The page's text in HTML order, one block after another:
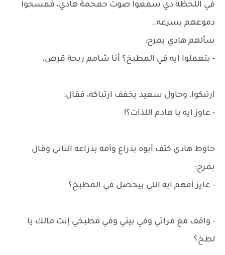
في اللحظة دي سمعوا صوت حمحمة هادي، فمسحوا
دموعهم بسرعه..
سألهم هادي بمرح:
- بتعملوا ايه في المطبخ؟ أنا شامم ريحة قرص.
ارتبكوا، وحاول سعيد يخفف ارتباكه، فقال:
- عاوز ايه يا هادم اللذات؟!
حاوط هادي كتف أبوه بذراع وأمه بذراعه التاني وقال
بمرح:
- عايز أفهم ايه اللي بيحصل في المطبخ؟
- واقف مع مراتي وفي بيتي وفي مطبخي إنت مالك يا
لطخ؟